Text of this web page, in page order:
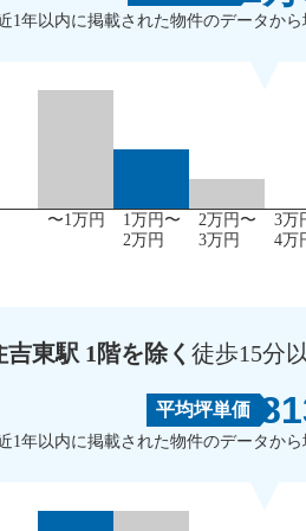
1年以内に掲載された物件のデータから
〜1万円
1万円〜
2万円
2万円〜
3万円
3万
4万
吉東駅 1階を除く 徒歩15分
平均坪単価
1年以内に掲載された物件のデータから